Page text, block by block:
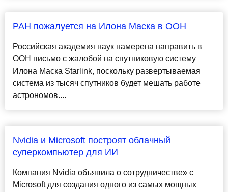
РАН пожалуется на Илона Маска в ООН
Российская академия наук намерена направить в
ООН письмо с жалобой на спутниковую систему
Илона Маска Starlink, поскольку развертываемая
система из тысяч спутников будет мешать работе
астрономов....
Nvidia и Microsoft построят облачный
суперкомпьютер для ИИ
Компания Nvidia объявила о сотрудничестве» с
Microsoft для создания одного из самых мощных